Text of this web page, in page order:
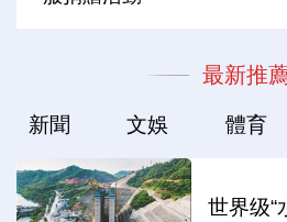
最新推
新聞 文娛 體育
世界级“